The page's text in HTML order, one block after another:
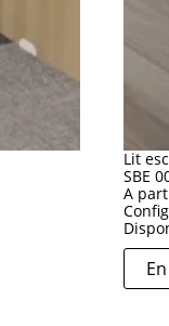
Lit
SBE
A